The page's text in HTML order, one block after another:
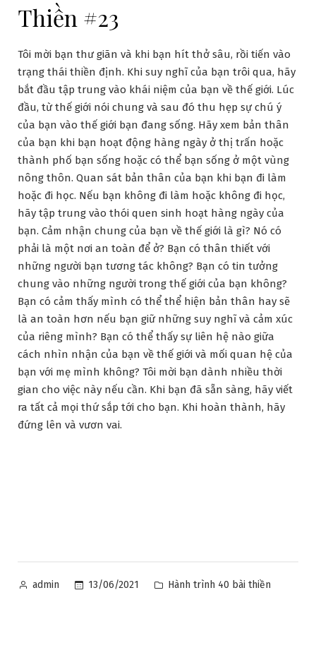
Thiền #23
Tôi mời bạn thư giãn và khi bạn hít thở sâu, rồi tiến vào
trạng thái thiền định. Khi suy nghĩ của bạn trôi qua, hãy
bắt đầu tập trung vào khái niệm của bạn về thế giới. Lúc
đầu, từ thế giới nói chung và sau đó thu hẹp sự chú ý
của bạn vào thế giới bạn đang sống. Hãy xem bản thân
của bạn khi bạn hoạt động hàng ngày ở thị trấn hoặc
thành phố bạn sống hoặc có thể bạn sống ở một vùng
nông thôn. Quan sát bản thân của bạn khi bạn đi làm
hoặc đi học. Nếu bạn không đi làm hoặc không đi học,
hãy tập trung vào thói quen sinh hoạt hàng ngày của
bạn. Cảm nhận chung của bạn về thế giới là gì? Nó có
phải là một nơi an toàn để ở? Bạn có thân thiết với
những người bạn tương tác không? Bạn có tin tưởng
chung vào những người trong thế giới của bạn không?
Bạn có cảm thấy mình có thể thể hiện bản thân hay sẽ
là an toàn hơn nếu bạn giữ những suy nghĩ và cảm xúc
của riêng mình? Bạn có thể thấy sự liên hệ nào giữa
cách nhìn nhận của bạn về thế giới và mối quan hệ của
bạn với mẹ mình không? Tôi mời bạn dành nhiều thời
gian cho việc này nếu cần. Khi bạn đã sẵn sàng, hãy viết
ra tất cả mọi thứ sắp tới cho bạn. Khi hoàn thành, hãy
đứng lên và vươn vai.
Posted
admin 13/06/2021
Posted
Hành trình 40 bài thiền